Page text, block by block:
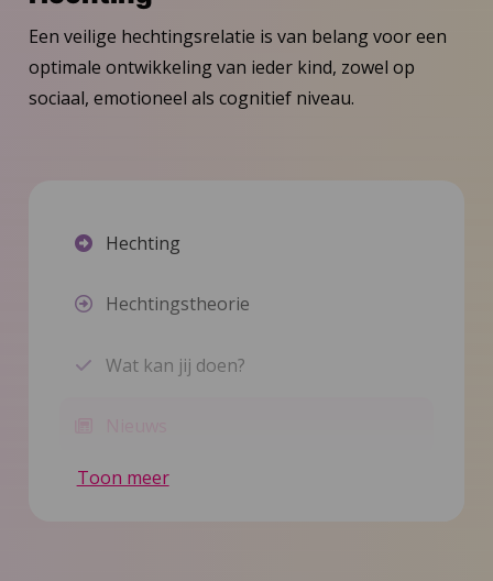
Een veilige hechtingsrelatie is van belang voor een
optimale ontwikkeling van ieder kind, zowel op
sociaal, emotioneel als cognitief niveau.
Hechting
Hechtingstheorie
Wat kan jij doen?
Inspiratie
Toon meer